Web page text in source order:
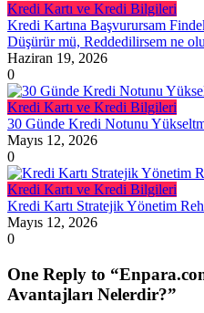
Kredi Kartı ve Kredi Bilgileri
Kredi Kartına Başvurursam
Düşürür mü, Reddedilirsem ne
Haziran 19, 2026
0
Kredi Kartı ve Kredi Bilgileri
30 Günde Kredi Notunu
Mayıs 12, 2026
0
Kredi Kartı ve Kredi Bilgileri
Kredi Kartı Stratejik Yönetim
Mayıs 12, 2026
0
One Reply to
Avantajları Nelerdir?”